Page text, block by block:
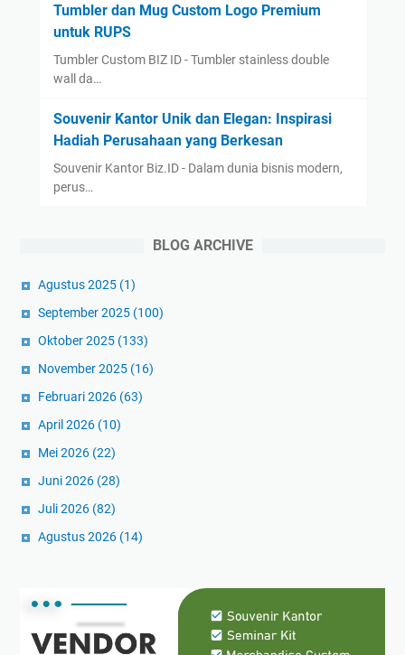
Tumbler dan Mug Custom Logo Premium
untuk RUPS
Tumbler Custom BIZ ID - Tumbler stainless double
wall da…
Souvenir Kantor Unik dan Elegan: Inspirasi
Hadiah Perusahaan yang Berkesan
Souvenir Kantor Biz.ID - Dalam dunia bisnis modern,
perus…
BLOG ARCHIVE
Agustus 2025 (1)
September 2025 (100)
Oktober 2025 (133)
November 2025 (16)
Februari 2026 (63)
April 2026 (10)
Mei 2026 (22)
Juni 2026 (28)
Juli 2026 (82)
Agustus 2026 (14)